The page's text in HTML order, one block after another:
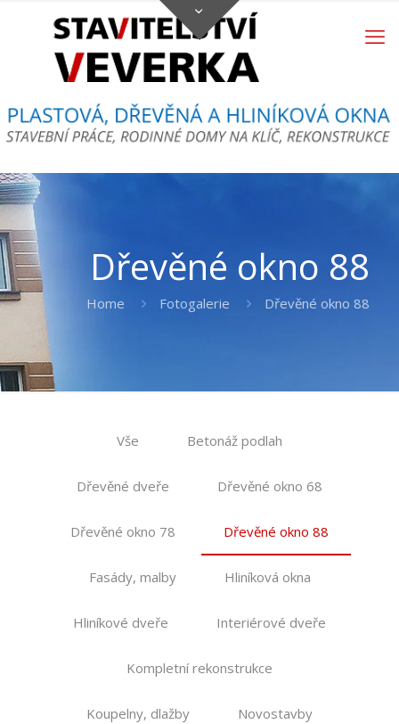
Dřevěné okno 88
Home Fotogalerie Dřevěné okno 88
Vše Betonáž podlah
Dřevěné dveře Dřevěné okno 68
Dřevěné okno 78 Dřevěné okno 88
Fasády, malby Hliníková okna
Hliníkové dveře Interiérové dveře
Kompletní rekonstrukce
Koupelny, dlažby Novostavby